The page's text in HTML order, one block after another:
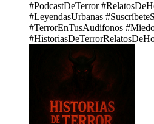
#PodcastDeTerror
#LeyendasUrbanas
#TerrorEnTusAudifonos